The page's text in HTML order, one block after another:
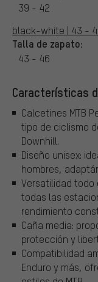
39 - 42
black-white | 43 -
Talla de zapato:
43 - 46
Características
Calcetines MTB
tipo de ciclismo
Downhill.
Diseño unisex:
hombres,
Versatilidad todo
todas las
rendimiento
Caña media:
protección y
Compatibilidad
Enduro y más,